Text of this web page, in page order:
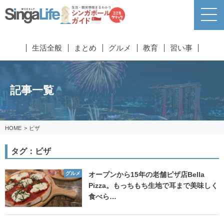
生活全般 まとめ グルメ 教育 習い事
記事一覧
HOME ビザ
タグ：ビザ
グルメ
オープンから15年の老舗ピザ店Bella
Pizza。もっちもち生地で耳まで美味しく
食べら…